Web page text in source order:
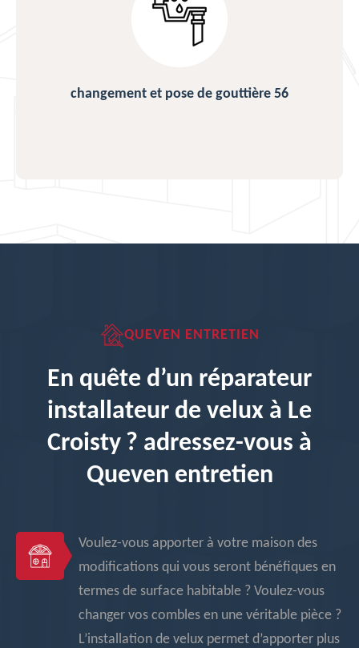
changement et pose de gouttière 56
QUEVEN ENTRETIEN
En quête d’un réparateur
installateur de velux à Le
Croisty ? adressez-vous à
Queven entretien
Voulez-vous apporter à votre maison des
modifications qui vous seront bénéfiques en
termes de surface habitable ? Voulez-vous
changer vos combles en une véritable pièce ?
L’installation de velux permet d’apporter plus